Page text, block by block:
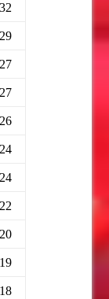
32
29
27
27
26
24
24
22
20
19
18